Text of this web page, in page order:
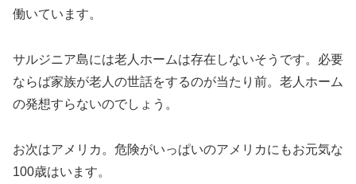
働いています。
サルジニア島には老人ホームは存在しないそうです。必要
ならば家族が老人の世話をするのが当たり前。老人ホーム
の発想すらないのでしょう。
お次はアメリカ。危険がいっぱいのアメリカにもお元気な
100歳はいます。